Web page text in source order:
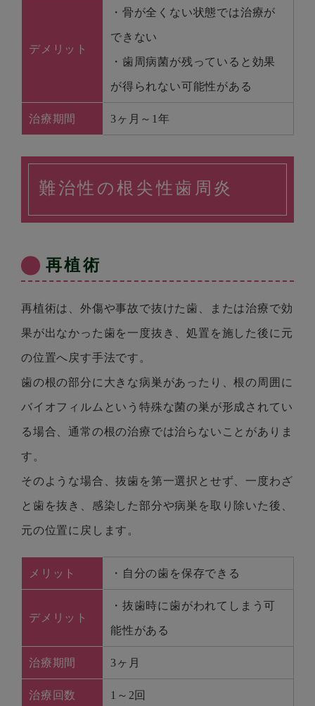
デメリット
・骨が全くない状態では治療が
できない
・歯周病菌が残っていると効果
が得られない可能性がある
治療期間 3ヶ月～1年
難治性の根尖性歯周炎
再植術
再植術は、外傷や事故で抜けた歯、または治療で効
果が出なかった歯を一度抜き、処置を施した後に元
の位置へ戻す手法です。
歯の根の部分に大きな病巣があったり、根の周囲に
バイオフィルムという特殊な菌の巣が形成されてい
る場合、通常の根の治療では治らないことがありま
す。
そのような場合、抜歯を第一選択とせず、一度わざ
と歯を抜き、感染した部分や病巣を取り除いた後、
元の位置に戻します。
メリット ・自分の歯を保存できる
デメリット
・抜歯時に歯がわれてしまう可
能性がある
治療期間 3ヶ月
治療回数 1～2回